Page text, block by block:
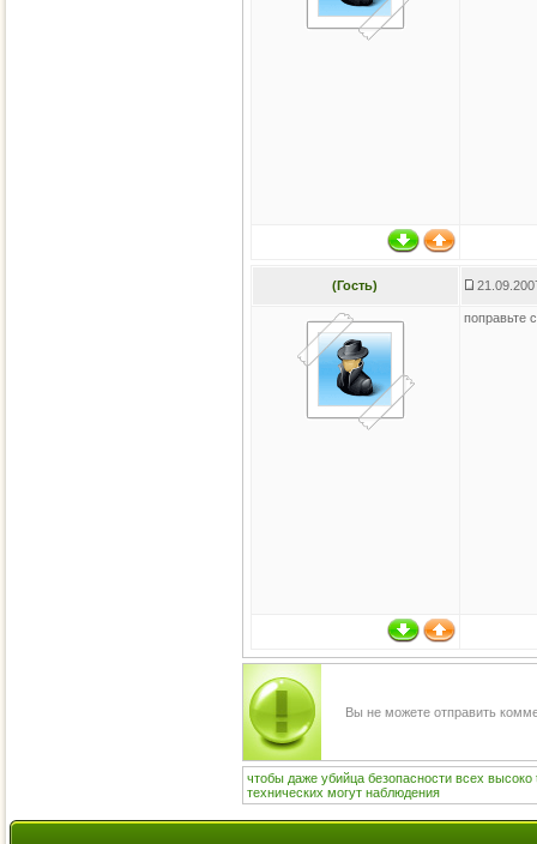
(Гость)
поправьте
Вы не можете отправить
чтобы даже убийца безопасности всех высоко
технических могут наблюдения